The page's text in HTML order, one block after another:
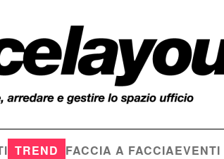
TREND FACCIA A FACCIAEVENTI